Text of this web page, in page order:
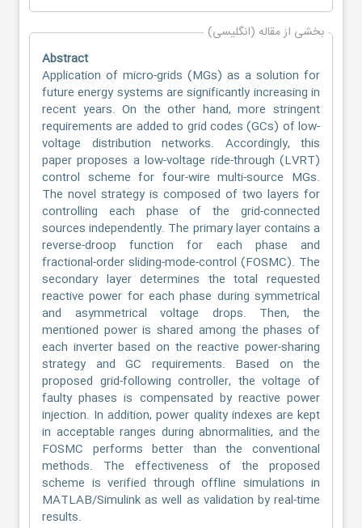
بخشی از مقاله (انگلیسی)
Abstract
Application of micro-grids (MGs) as a solution for
future energy systems are significantly increasing in
recent years. On the other hand, more stringent
requirements are added to grid codes (GCs) of low-
voltage distribution networks. Accordingly, this
paper proposes a low-voltage ride-through (LVRT)
control scheme for four-wire multi-source MGs.
The novel strategy is composed of two layers for
controlling each phase of the grid-connected
sources independently. The primary layer contains a
reverse-droop function for each phase and
fractional-order sliding-mode-control (FOSMC). The
secondary layer determines the total requested
reactive power for each phase during symmetrical
and asymmetrical voltage drops. Then, the
mentioned power is shared among the phases of
each inverter based on the reactive power-sharing
strategy and GC requirements. Based on the
proposed grid-following controller, the voltage of
faulty phases is compensated by reactive power
injection. In addition, power quality indexes are kept
in acceptable ranges during abnormalities, and the
FOSMC performs better than the conventional
methods. The effectiveness of the proposed
scheme is verified through offline simulations in
MATLAB/Simulink as well as validation by real-time
results.